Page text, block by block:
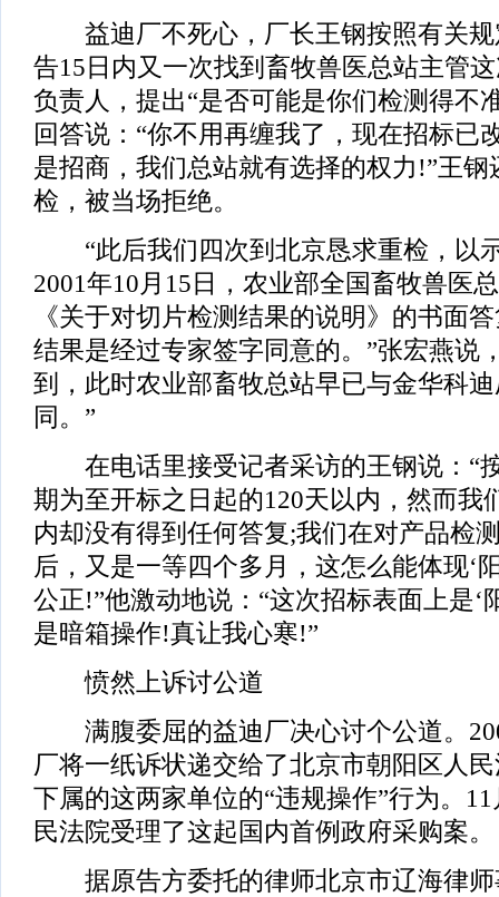
益迪厂不死心，厂长王钢按照有关规
告15日内又一次找到畜牧兽医总站主管
负责人，提出“是否可能是你们检测得不
回答说：“你不用再缠我了，现在招标已
是招商，我们总站就有选择的权力!”王钢
检，被当场拒绝。
“此后我们四次到北京恳求重检，以
2001年10月15日，农业部全国畜牧兽医
《关于对切片检测结果的说明》的书面
结果是经过专家签字同意的。”张宏燕说
到，此时农业部畜牧总站早已与金华科
同。”
在电话里接受记者采访的王钢说：“
期为至开标之日起的120天以内，然而我
内却没有得到任何答复;我们在对产品检
后，又是一等四个多月，这怎么能体现‘
公正!”他激动地说：“这次招标表面上是‘
是暗箱操作!真让我心寒!”
愤然上诉讨公道
满腹委屈的益迪厂决心讨个公道。
厂将一纸诉状递交给了北京市朝阳区人
下属的这两家单位的“违规操作”行为。
民法院受理了这起国内首例政府采购案。
据原告方委托的律师北京市辽海律师